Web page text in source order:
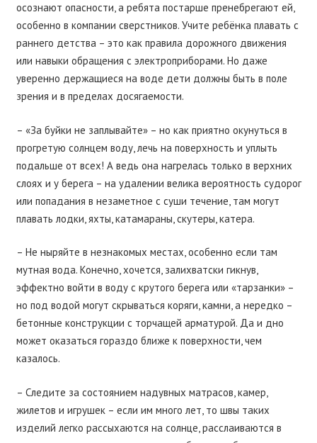
осознают опасности, а ребята постарше пренебрегают ей,
особенно в компании сверстников. Учите ребёнка плавать с
раннего детства – это как правила дорожного движения
или навыки обращения с электроприборами. Но даже
уверенно держащиеся на воде дети должны быть в поле
зрения и в пределах досягаемости.
– «За буйки не заплывайте» – но как приятно окунуться в
прогретую солнцем воду, лечь на поверхность и уплыть
подальше от всех! А ведь она нагрелась только в верхних
слоях и у берега – на удалении велика вероятность судорог
или попадания в незаметное с суши течение, там могут
плавать лодки, яхты, катамараны, скутеры, катера.
– Не ныряйте в незнакомых местах, особенно если там
мутная вода. Конечно, хочется, залихватски гикнув,
эффектно войти в воду с крутого берега или «тарзанки» –
но под водой могут скрываться коряги, камни, а нередко –
бетонные конструкции с торчащей арматурой. Да и дно
может оказаться гораздо ближе к поверхности, чем
казалось.
– Следите за состоянием надувных матрасов, камер,
жилетов и игрушек – если им много лет, то швы таких
изделий легко рассыхаются на солнце, расслаиваются в